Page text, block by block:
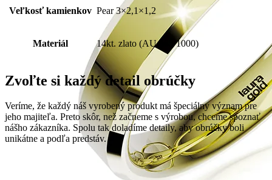
Veľkosť kamienkov Pear 3×2,1×1,2
Materiál 14kt. zlato (AU 585/1000)
Zvoľte si každý detail obrúčky
Veríme, že každý náš vyrobený produkt má špeciálny význam pre
jeho majiteľa. Preto skôr, než začneme s výrobou, chceme spoznať
nášho zákazníka. Spolu tak doladíme detaily, aby obrúčky boli
unikátne a podľa predstáv.